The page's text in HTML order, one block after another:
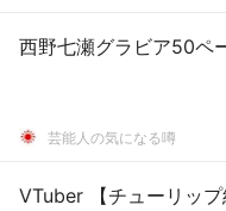
西野七瀬グラビア50ペ
芸能人の気になる噂
VTuber 【チューリッ